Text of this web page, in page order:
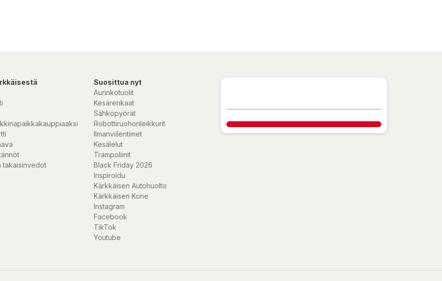
avancerad
takaisinvedot
Suosittua nyt
Aurinkotuolit
Kesärenkaat
Sähköpyörät
Robottiruohonleikkurit
Ilmanviilentimet
Kesälelut
Trampoliinit
Black Friday 2026
Inspiroidu
Kärkkäisen Autohuolto
Kärkkäisen Kone
Instagram
Facebook
TikTok
Youtube